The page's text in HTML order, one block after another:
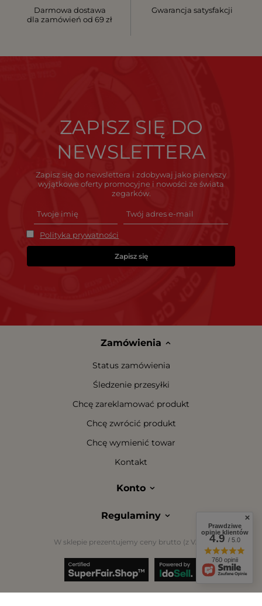
Darmowa dostawa
dla zamówień od 69 zł
Gwarancja satysfakcji
ZAPISZ SIĘ DO
NEWSLETTERA
Zapisz się do newslettera i zdobywaj jako pierwszy
wyjątkowe oferty promocyjne i nowości ze świata
zegarków.
Polityka prywatności
Zapisz się
Zamówienia
Status zamówienia
Śledzenie przesyłki
Chcę zareklamować produkt
Chcę zwrócić produkt
Chcę wymienić towar
Kontakt
Konto
Regulaminy
W sklepie prezentujemy ceny brutto (z VAT).
Prawdziwe
opinie klientów
4.9/ 5.0
760 opinii